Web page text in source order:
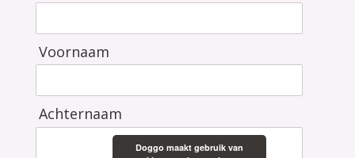
Voornaam
Achternaam
Doggo maakt gebruik van